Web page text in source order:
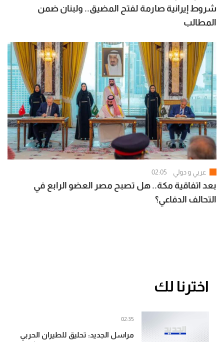
شروط إيرانية صارمة لفتح المضيق.. ولبنان ضمن
المطالب
عربي و دولي 02:05
بعد اتفاقية مكة.. هل تصبح مصر العضو الرابع في
التحالف الدفاعي؟
اخترنا لك
مراسل الجديد: تحليق للطيران الحربي
02:35